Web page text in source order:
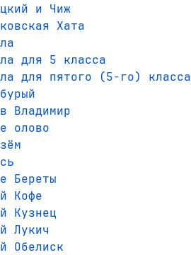
и Чиж
Хата
для 5 класса
для пятого (5-го) класса
Владимир
олово
Береты
Кофе
Кузнец
Лукич
Обелиск